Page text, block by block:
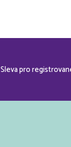
Sleva pro